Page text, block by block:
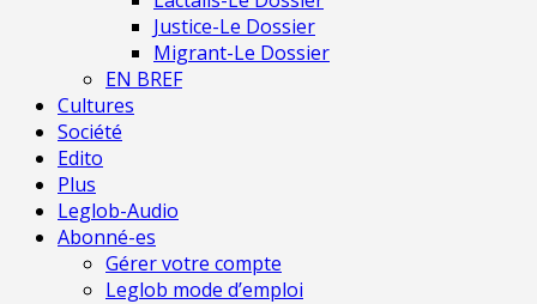
Justice-Le Dossier
Migrant-Le Dossier
EN BREF
Cultures
Société
Edito
Plus
Leglob-Audio
Abonné-es
Gérer votre compte
Leglob mode d’emploi